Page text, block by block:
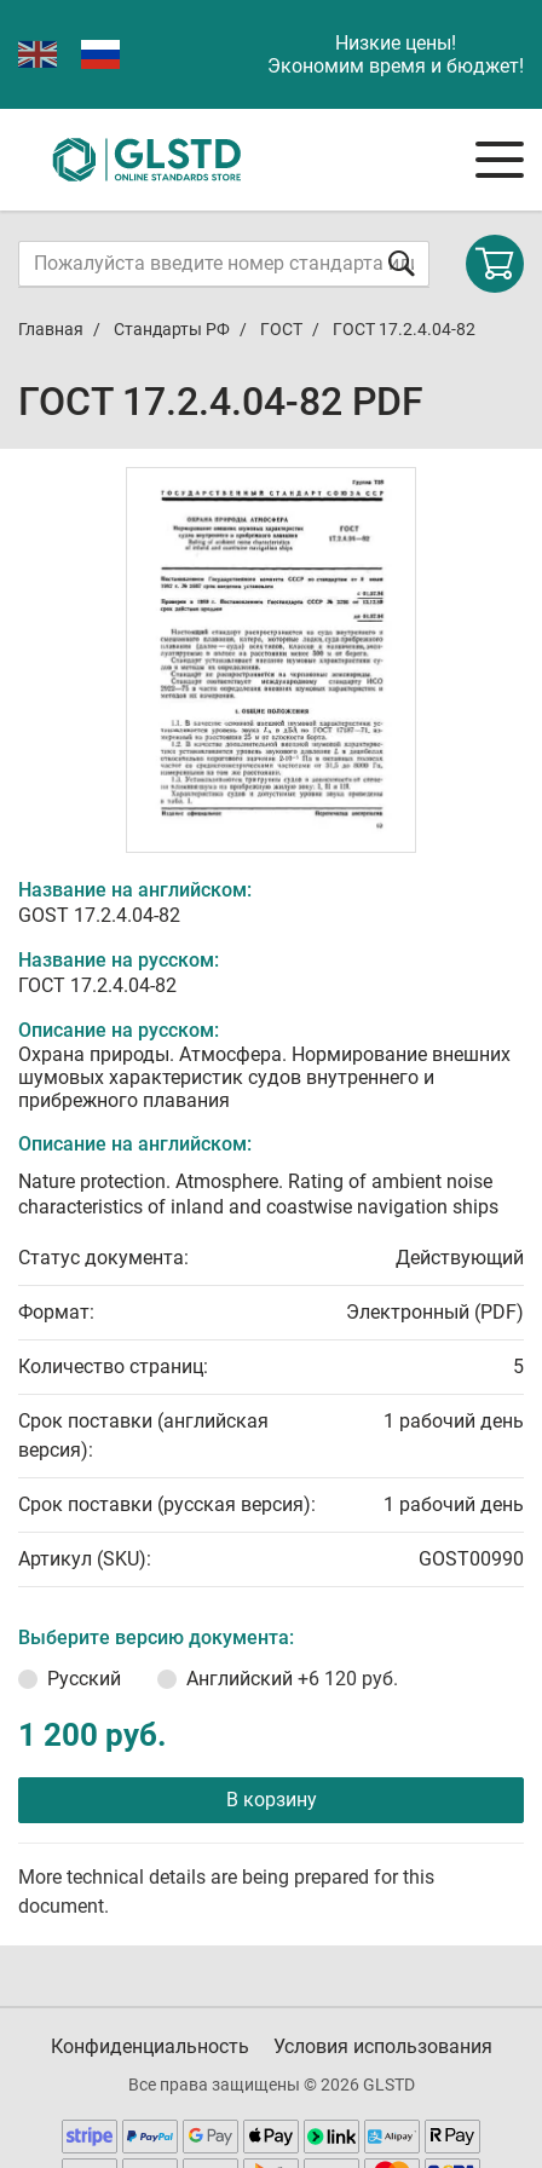
Низкие цены!
Экономим время и бюджет!
Главная Стандарты РФ ГОСТ ГОСТ 17.2.4.04-82
ГОСТ 17.2.4.04-82 PDF
Название на английском:
GOST 17.2.4.04-82
Название на русском:
ГОСТ 17.2.4.04-82
Описание на русском:
Охрана природы. Атмосфера. Нормирование внешних
шумовых характеристик судов внутреннего и
прибрежного плавания
Описание на английском:
Nature protection. Atmosphere. Rating of ambient noise
characteristics of inland and coastwise navigation ships
Статус документа: Действующий
Формат: Электронный (PDF)
Количество страниц: 5
Срок поставки (английская
версия):
1 рабочий день
Срок поставки (русская версия): 1 рабочий день
Артикул (SKU): GOST00990
Выберите версию документа:
Русский
Английский +6 120 руб.
1 200 руб.
В корзину
More technical details are being prepared for this
document.
Конфиденциальность Условия использования
Все права защищены © 2026 GLSTD